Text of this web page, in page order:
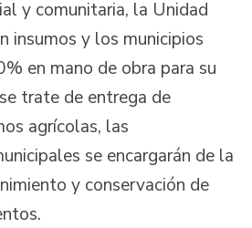
y comunitaria, la Unidad
insumos y los municipios
en mano de obra para su
trate de entrega de
agrícolas, las
se encargarán de la
y conservación de